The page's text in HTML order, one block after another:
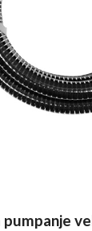
pumpanje